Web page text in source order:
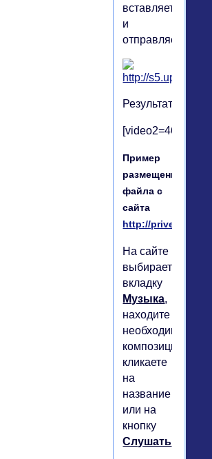
вставляете
и
отправляете.
Результат:
Пример
размещение
файла с
сайта
http://privet.ru
На сайте
выбираете
вкладку
Музыка,
находите
необходимую
композицию,
кликаете
на
название
или на
кнопку
Слушать